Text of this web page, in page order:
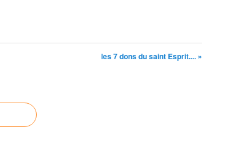
les 7 dons du saint Esprit.... »